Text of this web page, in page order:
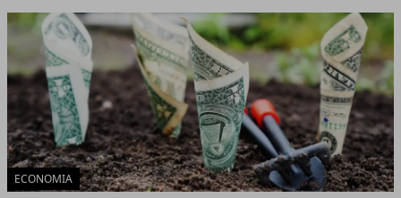
ECONOMIA